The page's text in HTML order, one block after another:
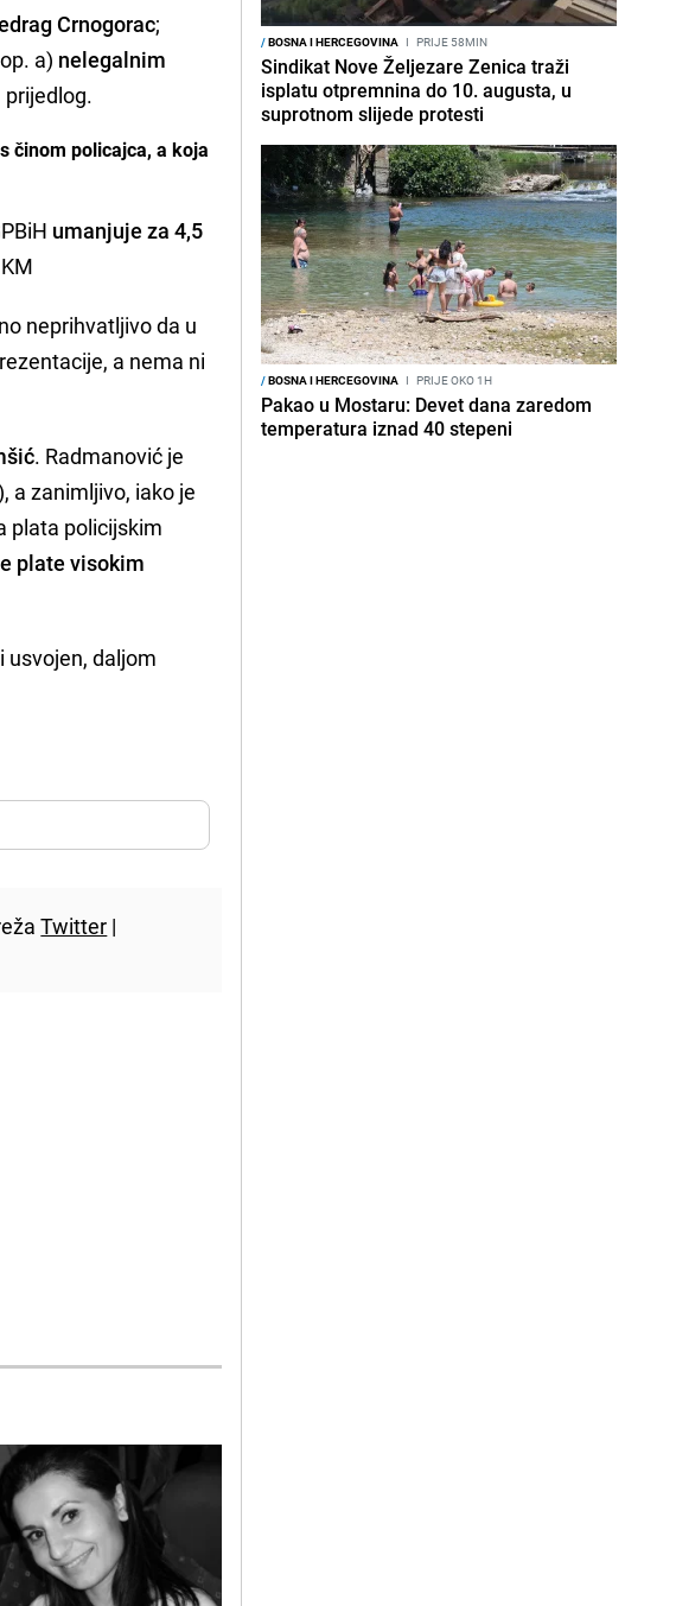
Crnogorac;
a) nelegalnim
činom policajca, a koja
umanjuje za 4,5
neprihvatljivo da u
a nema ni
. Radmanović je
a zanimljivo, iako je
plata policijskim
plate visokim
usvojen, daljom
Twitter |
/BOSNA I HERCEGOVINA I PRIJE 58MIN
Sindikat Nove Željezare Zenica traži
isplatu otpremnina do 10. augusta, u
suprotnom slijede protesti
/BOSNA I HERCEGOVINA I PRIJE OKO 1H
Pakao u Mostaru: Devet dana zaredom
temperatura iznad 40 stepeni